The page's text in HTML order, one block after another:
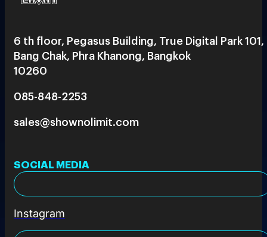
6 th floor, Pegasus Building, True Digital Park 101,
Bang Chak, Phra Khanong, Bangkok
10260
085-848-2253
sales@shownolimit.com
SOCIAL MEDIA
Instagram